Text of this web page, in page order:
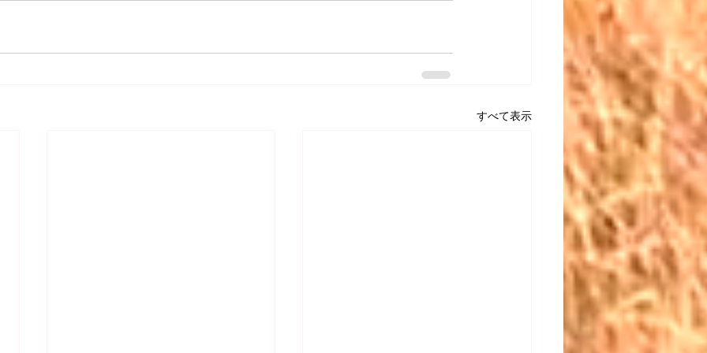
すべて表示